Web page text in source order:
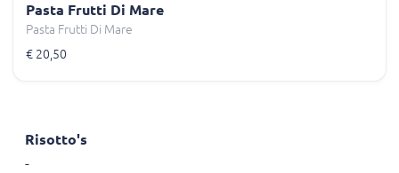
Pasta Frutti Di Mare
Pasta Frutti Di Mare
€ 20,50
Risotto's
-